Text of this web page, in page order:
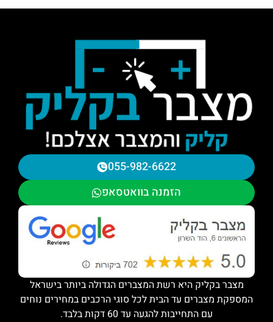
055-982-6622
הזמנה בוואטסאפ
מצבר בקליק היא רשת המצברים הגדולה ביותר בישראל
המספקת מצברים עד הבית לכל סוגי הרכבים במחירים נוחים
עם התחייבות להגעה עד 60 דקות בלבד.